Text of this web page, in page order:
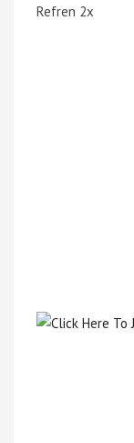
Refren 2x